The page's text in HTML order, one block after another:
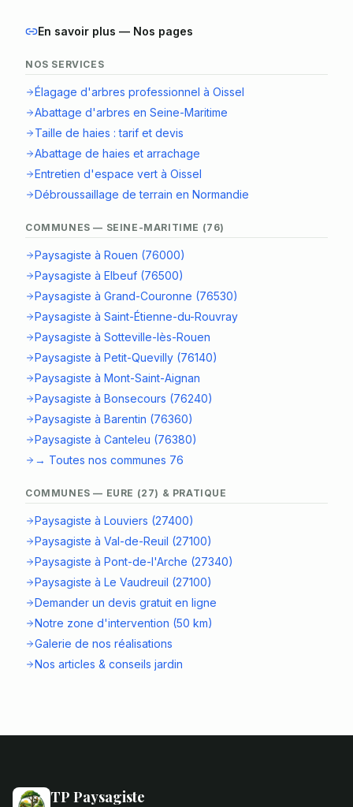
En savoir plus — Nos pages
NOS SERVICES
Élagage d'arbres professionnel à Oissel
Abattage d'arbres en Seine-Maritime
Taille de haies : tarif et devis
Abattage de haies et arrachage
Entretien d'espace vert à Oissel
Débroussaillage de terrain en Normandie
COMMUNES — SEINE-MARITIME (76)
Paysagiste à Rouen (76000)
Paysagiste à Elbeuf (76500)
Paysagiste à Grand-Couronne (76530)
Paysagiste à Saint-Étienne-du-Rouvray
Paysagiste à Sotteville-lès-Rouen
Paysagiste à Petit-Quevilly (76140)
Paysagiste à Mont-Saint-Aignan
Paysagiste à Bonsecours (76240)
Paysagiste à Barentin (76360)
Paysagiste à Canteleu (76380)
→ Toutes nos communes 76
COMMUNES — EURE (27) & PRATIQUE
Paysagiste à Louviers (27400)
Paysagiste à Val-de-Reuil (27100)
Paysagiste à Pont-de-l'Arche (27340)
Paysagiste à Le Vaudreuil (27100)
Demander un devis gratuit en ligne
Notre zone d'intervention (50 km)
Galerie de nos réalisations
Nos articles & conseils jardin
TP Paysagiste